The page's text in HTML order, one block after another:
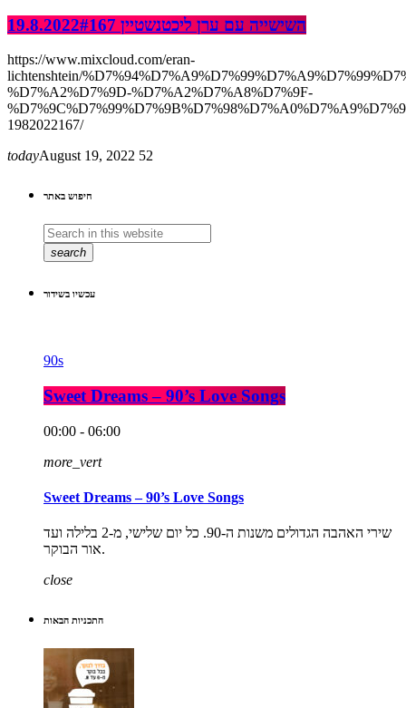
השישייה עם ערן ליכטנשטיין 19.8.2022#167
https://www.mixcloud.com/eran-
lichtenshtein/
%D7%A2%D7%9D-%D7%A2%D7%A8%D7%9F-
1982022167/
todayAugust 19, 2022 52
חיפוש באתר
search
עכשיו בשידור
90s
Sweet Dreams – 90’s Love Songs
00:00 - 06:00
more_vert
Sweet Dreams – 90’s Love Songs
שירי האהבה הגדולים משנות ה-90. כל יום שלישי, מ-2 בלילה ועד
אור הבוקר.
close
התכניות הבאות